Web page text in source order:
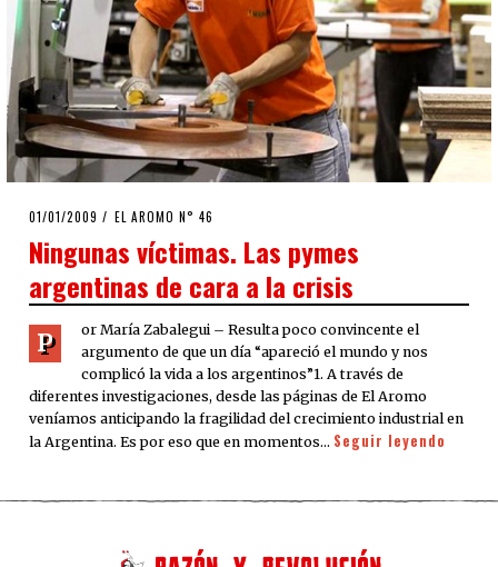
POSTED
01/01/2009 25/03/2020
EL AROMO N° 46
Ningunas víctimas. Las pymes
argentinas de cara a la crisis
P
or María Zabalegui – Resulta poco convincente el
argumento de que un día “apareció el mundo y nos
complicó la vida a los argentinos”1. A través de
diferentes investigaciones, desde las páginas de El Aromo
veníamos anticipando la fragilidad del crecimiento industrial en
la Argentina. Es por eso que en momentos… Seguir leyendo